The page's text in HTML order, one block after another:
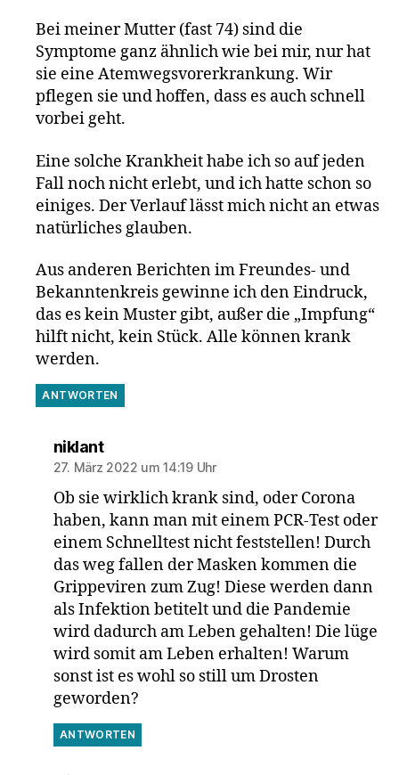
Bei meiner Mutter (fast 74) sind die
Symptome ganz ähnlich wie bei mir, nur hat
sie eine Atemwegsvorerkrankung. Wir
pflegen sie und hoffen, dass es auch schnell
vorbei geht.
Eine solche Krankheit habe ich so auf jeden
Fall noch nicht erlebt, und ich hatte schon so
einiges. Der Verlauf lässt mich nicht an etwas
natürliches glauben.
Aus anderen Berichten im Freundes- und
Bekanntenkreis gewinne ich den Eindruck,
das es kein Muster gibt, außer die „Impfung“
hilft nicht, kein Stück. Alle können krank
werden.
ANTWORTEN
niklantsagt:
27. März 2022 um 14:19 Uhr
Ob sie wirklich krank sind, oder Corona
haben, kann man mit einem PCR-Test oder
einem Schnelltest nicht feststellen! Durch
das weg fallen der Masken kommen die
Grippeviren zum Zug! Diese werden dann
als Infektion betitelt und die Pandemie
wird dadurch am Leben gehalten! Die lüge
wird somit am Leben erhalten! Warum
sonst ist es wohl so still um Drosten
geworden?
ANTWORTEN